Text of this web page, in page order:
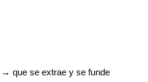
que se extrae y se funde